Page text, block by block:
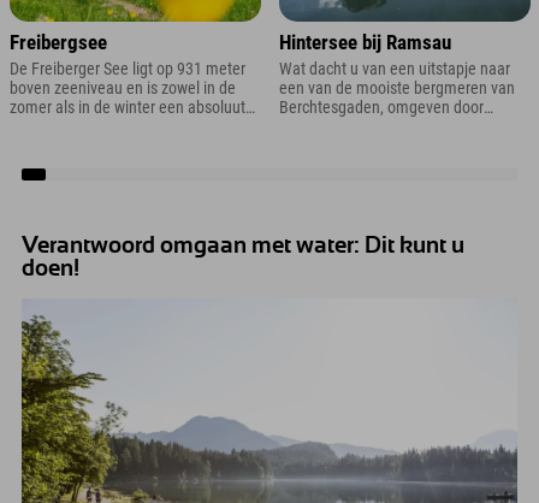
Freibergsee
De Freiberger See ligt op 931 meter
boven zeeniveau en is zowel in de
zomer als in de winter een absoluut
Klopfer-Schanze in Oberstdorf (die u
uiteraard ook moet bezoeken).
Hintersee bij Ramsau
Wat dacht u van een uitstapje naar
een van de mooiste bergmeren van
Berchtesgaden, omgeven door
Verantwoord omgaan met water: Dit kunt u
doen!